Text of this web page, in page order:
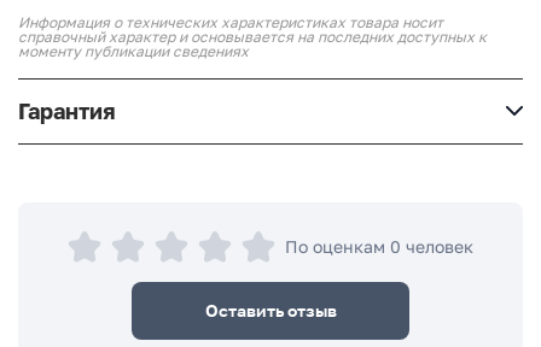
Информация о технических характеристиках товара носит
справочный характер и основывается на последних доступных к
моменту публикации сведениях
Гарантия
По оценкам 0 человек
Оставить отзыв